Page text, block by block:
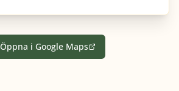
Öppna i Google Maps